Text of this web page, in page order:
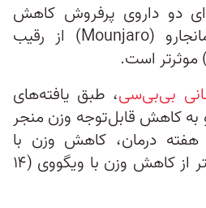
دو داروی پرفروش کاهش
وزن نشان داده که مانجارو (Mounjaro) از رقیب
بی‌بی‌سی، طبق یافته‌های
به کاهش قابل‌توجه وزن منجر
شدند، اما بعد از ۷۲ هفته درمان، کاهش وزن با
مانجارو (۲۰ درصد) بیشتر از کاهش وزن با ویگووی (۱۴